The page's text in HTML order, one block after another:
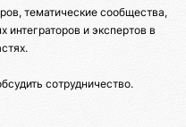
тематические сообщества,
интеграторов и экспертов в
сотрудничество.